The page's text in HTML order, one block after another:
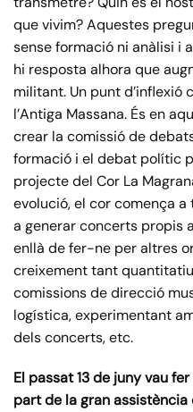
que vivim?Aquestes
sense formació ni anàlisi i
hi resposta alhora que
militant. Un punt d’inflexió
l’Antiga Massana. És en
crear la comissió de
formació i el debat polític
projecte del Cor La
evolució, el cor comença
a generar concerts propis
enllà de fer-ne per altres
creixement tant
comissions de direcció
logística, experimentant
dels concerts, etc.
El passat 13 de juny vau
part de la gran